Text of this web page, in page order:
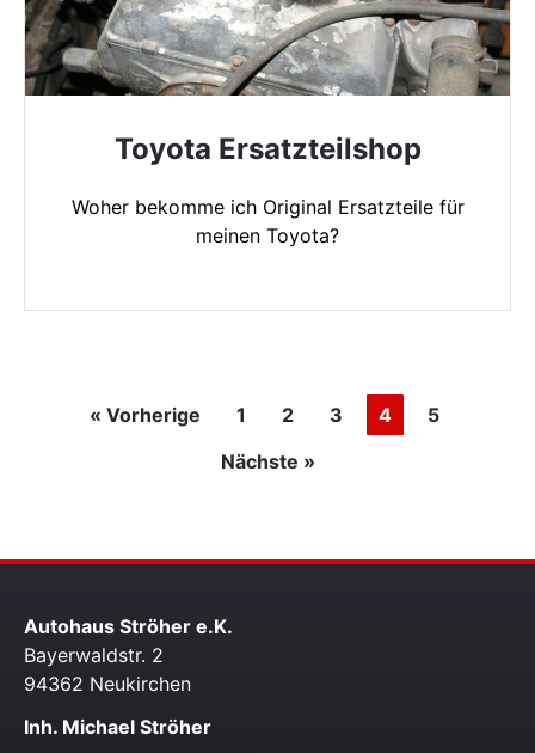
Toyota Ersatzteilshop
Woher bekomme ich Original Ersatzteile für
meinen Toyota?
« Vorherige 1 2 3 4
5
Nächste »
Autohaus Ströher e.K.
Bayerwaldstr. 2
94362 Neukirchen
Inh. Michael Ströher